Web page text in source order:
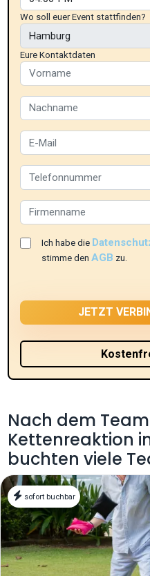
Wo soll euer Event stattfinden?
Eure Kontaktdaten
Ich habe die
stimme denAGB zu.
Nach dem
Kettenreaktion
buchten viele
sofort buchbar